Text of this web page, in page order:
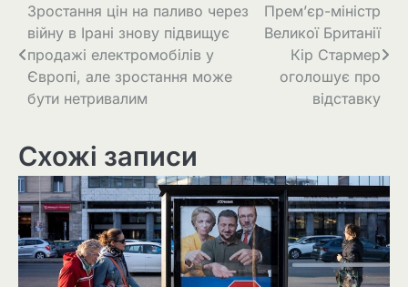
Навігація
записів
Зростання цін на паливо через
війну в Ірані знову підвищує
продажі електромобілів у
Європі, але зростання може
бути нетривалим
Прем’єр-міністр
Великої Британії
Кір Стармер
оголошує про
відставку
Схожі записи